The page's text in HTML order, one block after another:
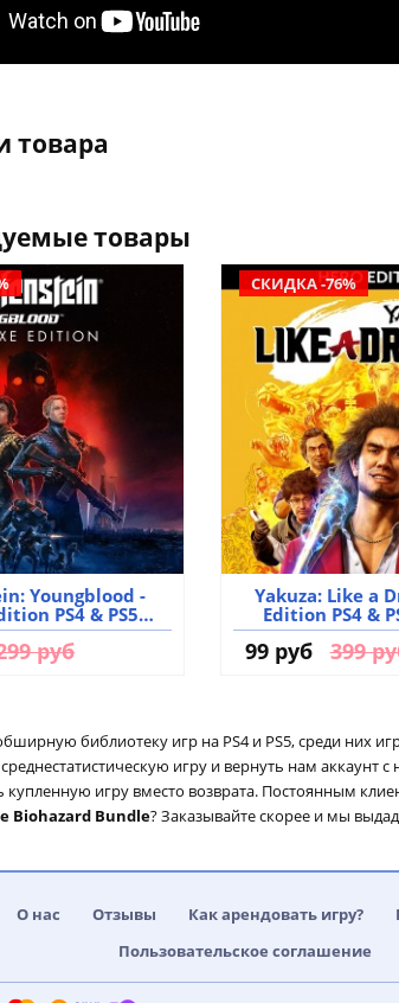
товара
товары
Youngblood -
PS4 & PS5
игры
руб
СКИДКА -76%
Yakuza: Like a
Edition PS4 &
99 руб 399
библиотеку игр на PS4 и PS5, среди них
игру и вернуть нам аккаунт
купленную игру вместо возврата. Постоянным
Biohazard Bundle? Заказывайте скорее и мы
О нас Отзывы Как арендовать игру?
Пользовательское соглашение